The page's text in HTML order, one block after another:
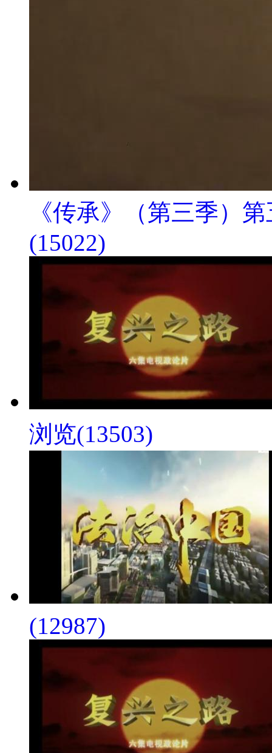
《传承》（第三季）
(15022)
浏览(13503)
(12987)